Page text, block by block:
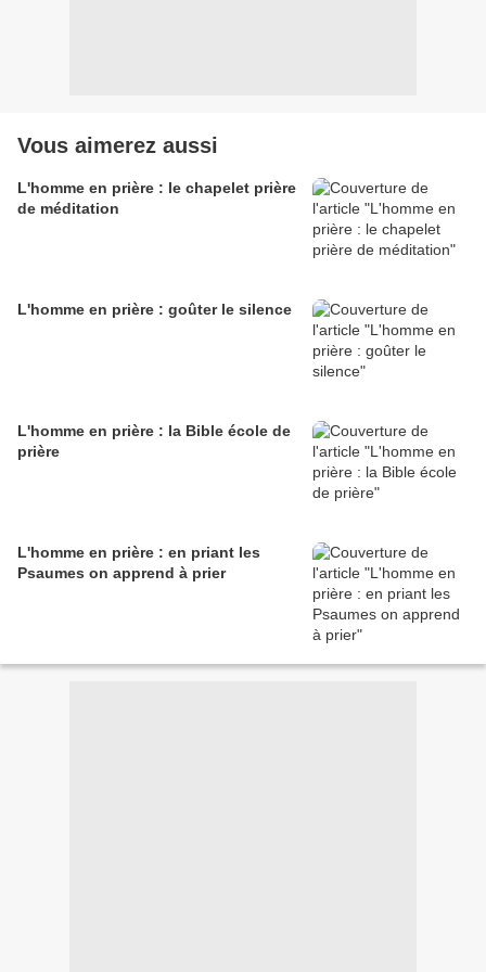
Vous aimerez aussi
L'homme en prière : le chapelet prière
de méditation
L'homme en prière : goûter le silence
L'homme en prière : la Bible école de
prière
L'homme en prière : en priant les
Psaumes on apprend à prier